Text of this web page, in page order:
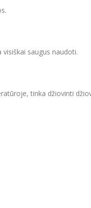
visiškai saugus naudoti.
tinka džiovinti